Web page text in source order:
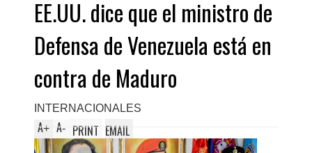
EE.UU. dice que el ministro de
Defensa de Venezuela está en
contra de Maduro
INTERNACIONALES
A+ A- PRINT EMAIL